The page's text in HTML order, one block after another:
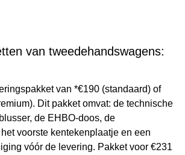
van tweedehandswagens:
van *€190 (standaard) of
Dit pakket omvat: de technische
de EHBO-doos, de
voorste kentekenplaatje en een
vóór de levering. Pakket voor €231